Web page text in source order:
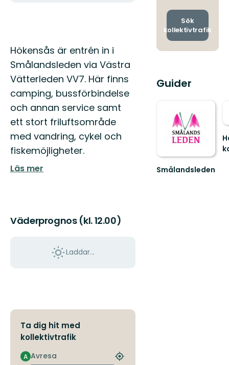
Beskrivning
Hökensås är entrén in i
Smålandsleden via Västra
Vätterleden VV7. Här finns
camping, bussförbindelse
och annan service samt
ett stort friluftsområde
med vandring, cykel och
fiskemöjligheter.
Läs mer
Väderprognos (kl. 12.00)
Laddar...
Ta dig hit med
kollektivtrafik
Avresa
A
Hitta
och
Sök
kollektivtrafik
Guider
Smålandsleden